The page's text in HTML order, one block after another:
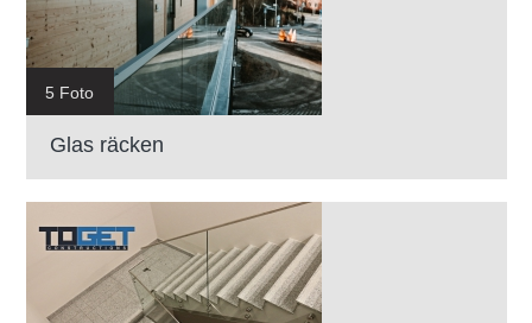
5 Foto
Glas räcken